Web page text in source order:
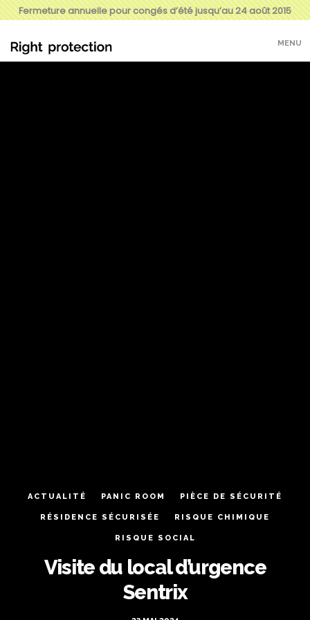
Fermeture annuelle pour congés d’été jusqu’au 24 août 2015
MENU
ACTUALITÉ PANIC ROOM PIÈCE DE SÉCURITÉ
RÉSIDENCE SÉCURISÉE RISQUE CHIMIQUE
RISQUE SOCIAL
Visite du local d’urgence
Sentrix